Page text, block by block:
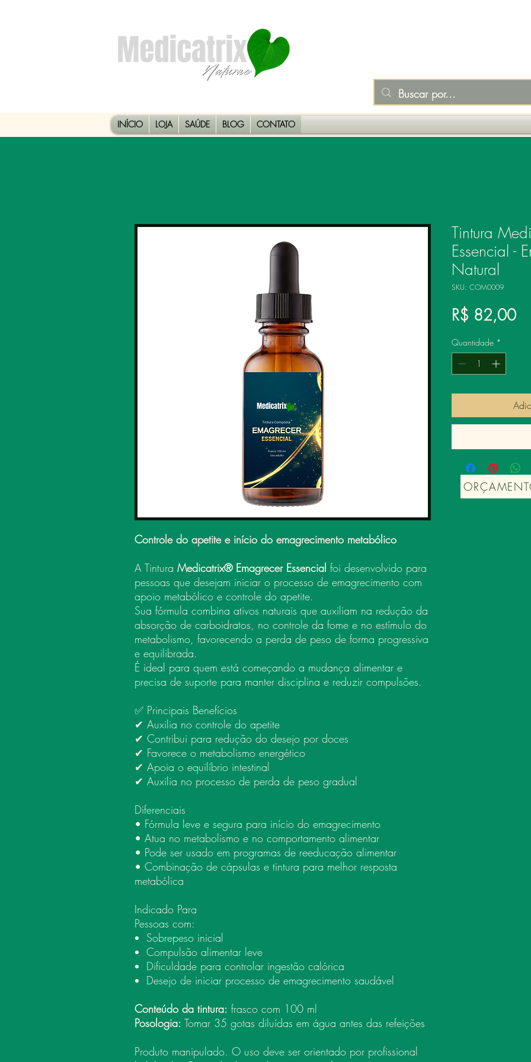
INÍCIO LOJA SAÚDE BLOG CONTATO
Controle do apetite e início do emagrecimento metabólico
A Tintura Medicatrix® Emagrecer Essencial foi desenvolvido para
pessoas que desejam iniciar o processo de emagrecimento com
apoio metabólico e controle do apetite.
Sua fórmula combina ativos naturais que auxiliam na redução da
absorção de carboidratos, no controle da fome e no estímulo do
metabolismo, favorecendo a perda de peso de forma progressiva
e equilibrada.
É ideal para quem está começando a mudança alimentar e
precisa de suporte para manter disciplina e reduzir compulsões.
✅ Principais Benefícios
✔ Auxilia no controle do apetite
✔ Contribui para redução do desejo por doces
✔ Favorece o metabolismo energético
✔ Apoia o equilíbrio intestinal
✔ Auxilia no processo de perda de peso gradual
Diferenciais
• Fórmula leve e segura para início do emagrecimento
• Atua no metabolismo e no comportamento alimentar
• Pode ser usado em programas de reeducação alimentar
• Combinação de cápsulas e tintura para melhor resposta
metabólica
Indicado Para
Pessoas com:
Sobrepeso inicial
Compulsão alimentar leve
Dificuldade para controlar ingestão calórica
Desejo de iniciar processo de emagrecimento saudável
Conteúdo da tintura: frasco com 100 ml
Posologia: Tomar 35 gotas diluídas em água antes das refeições
Produto manipulado. O uso deve ser orientado por profissional
Tintura
Essencial -
Natural
SKU: COM0009
R$ 82,00
Quantidade *